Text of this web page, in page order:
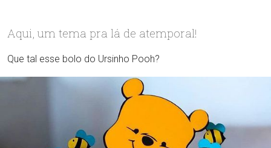
Aqui, um tema pra lá de atemporal!
Que tal esse bolo do Ursinho Pooh?